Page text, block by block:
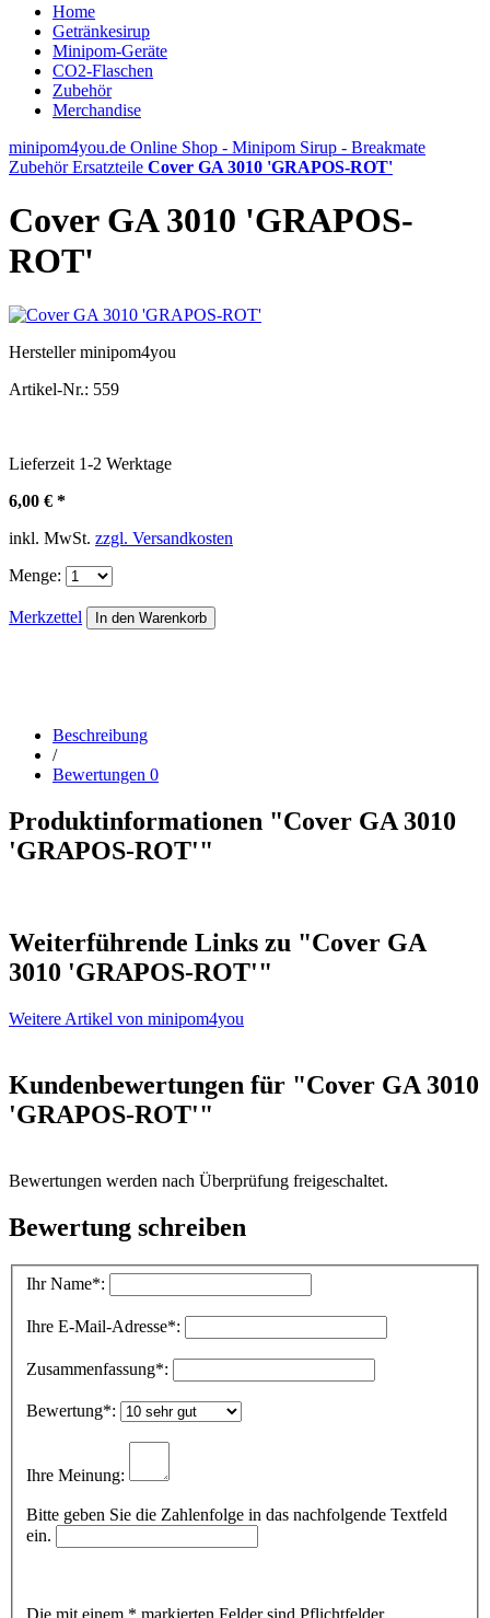
Home
Getränkesirup
Minipom-Geräte
CO2-Flaschen
Zubehör
Merchandise
minipom4you.de Online Shop - Minipom Sirup - Breakmate
ZubehörErsatzteile Cover GA 3010 'GRAPOS-ROT'
Cover GA 3010 'GRAPOS-
ROT'
Herstellerminipom4you
Artikel-Nr.: 559
Lieferzeit 1-2 Werktage
6,00 € *
inkl. MwSt. zzgl. Versandkosten
Menge:
Merkzettel
Beschreibung
/
Bewertungen 0
Produktinformationen "Cover GA 3010
'GRAPOS-ROT'"
Weiterführende Links zu "Cover GA
3010 'GRAPOS-ROT'"
Weitere Artikel von minipom4you
Kundenbewertungen für "Cover GA 3010
'GRAPOS-ROT'"
Bewertungen werden nach Überprüfung freigeschaltet.
Bewertung schreiben
Ihr Name*:
Ihre E-Mail-Adresse*:
Zusammenfassung*:
Bewertung*:
Ihre Meinung:
Bitte geben Sie die Zahlenfolge in das nachfolgende Textfeld
ein.
Die mit einem * markierten Felder sind Pflichtfelder.